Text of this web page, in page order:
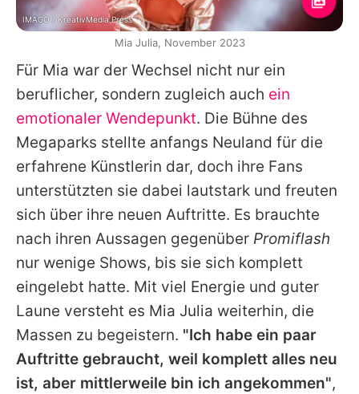
Für Mia war der Wechsel nicht nur ein
beruflicher, sondern zugleich auch ein
emotionaler Wendepunkt. Die Bühne des
Megaparks stellte anfangs Neuland für die
erfahrene Künstlerin dar, doch ihre Fans
unterstützten sie dabei lautstark und freuten
sich über ihre neuen Auftritte. Es brauchte
nach ihren Aussagen gegenüber Promiflash
nur wenige Shows, bis sie sich komplett
eingelebt hatte. Mit viel Energie und guter
Laune versteht es Mia Julia weiterhin, die
Massen zu begeistern. "Ich habe ein paar
Auftritte gebraucht, weil komplett alles neu
ist, aber mittlerweile bin ich angekommen",
IMAGO / KreativMedia Press
Mia Julia, November 2023